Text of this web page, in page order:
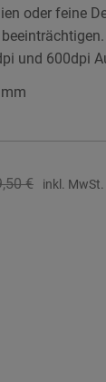
oder feine
und 600dpi
€ inkl. MwSt.